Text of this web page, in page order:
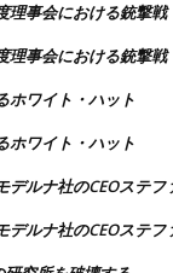
理事会における銃撃戦
理事会における銃撃戦
ホワイト・ハット
ホワイト・ハット
デルナ社のCEOステ
デルナ社のCEOステ